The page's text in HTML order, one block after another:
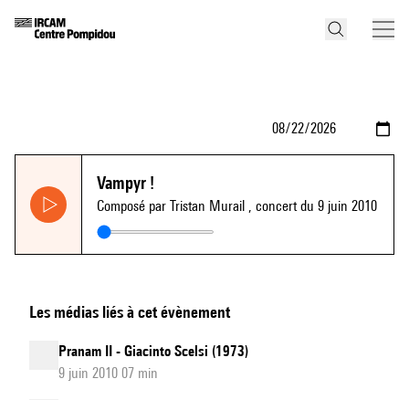
Vampyr !
Composé par Tristan Murail , concert du 9 juin 2010
Les médias liés à cet évènement
Pranam II - Giacinto Scelsi (1973)
9 juin 2010 07 min